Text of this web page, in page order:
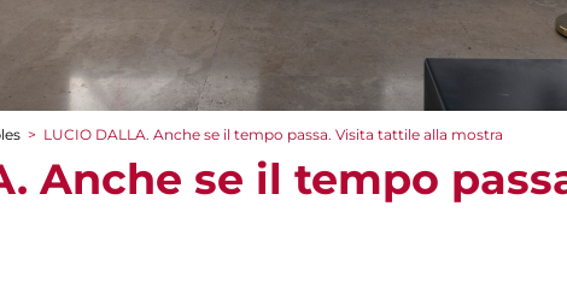
> LUCIO DALLA. Anche se il tempo passa. Visita tattile alla mostra
Anche se il tempo